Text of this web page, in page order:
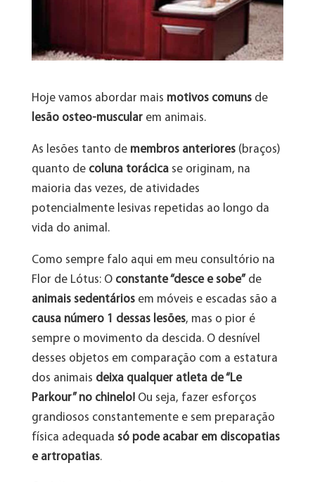
Hoje vamos abordar mais motivos comunsde
lesão osteo-muscularem animais.
As lesões tanto de membros anteriores(braços)
quanto de coluna torácicase originam, na
maioria das vezes, de atividades
potencialmente lesivas repetidas ao longo da
vida do animal.
Como sempre falo aqui em meu consultório na
Flor de Lótus: O constante “desce e sobe”de
animais sedentáriosem móveis e escadas são a
causa número 1 dessas lesões, mas o pior é
sempre o movimento da descida. O desnível
desses objetos em comparação com a estatura
dos animais deixa qualquer atleta de “Le
Parkour” no chinelo!Ou seja, fazer esforços
grandiosos constantemente e sem preparação
física adequada só pode acabar em discopatias
e artropatias.